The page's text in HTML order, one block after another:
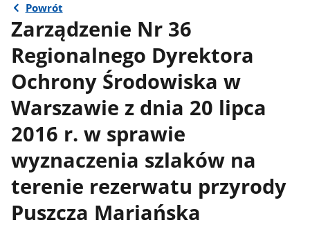
Powrót
Zarządzenie Nr 36
Regionalnego Dyrektora
Ochrony Środowiska w
Warszawie z dnia 20 lipca
2016 r. w sprawie
wyznaczenia szlaków na
terenie rezerwatu przyrody
Puszcza Mariańska